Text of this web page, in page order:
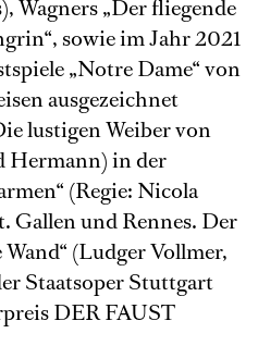
Wagners „Der fliegende
sowie im Jahr 2021
„Notre Dame“ von
ausgezeichnet
lustigen Weiber von
Hermann) in der
(Regie: Nicola
Gallen und Rennes. Der
(Ludger Vollmer,
Staatsoper Stuttgart
DER FAUST